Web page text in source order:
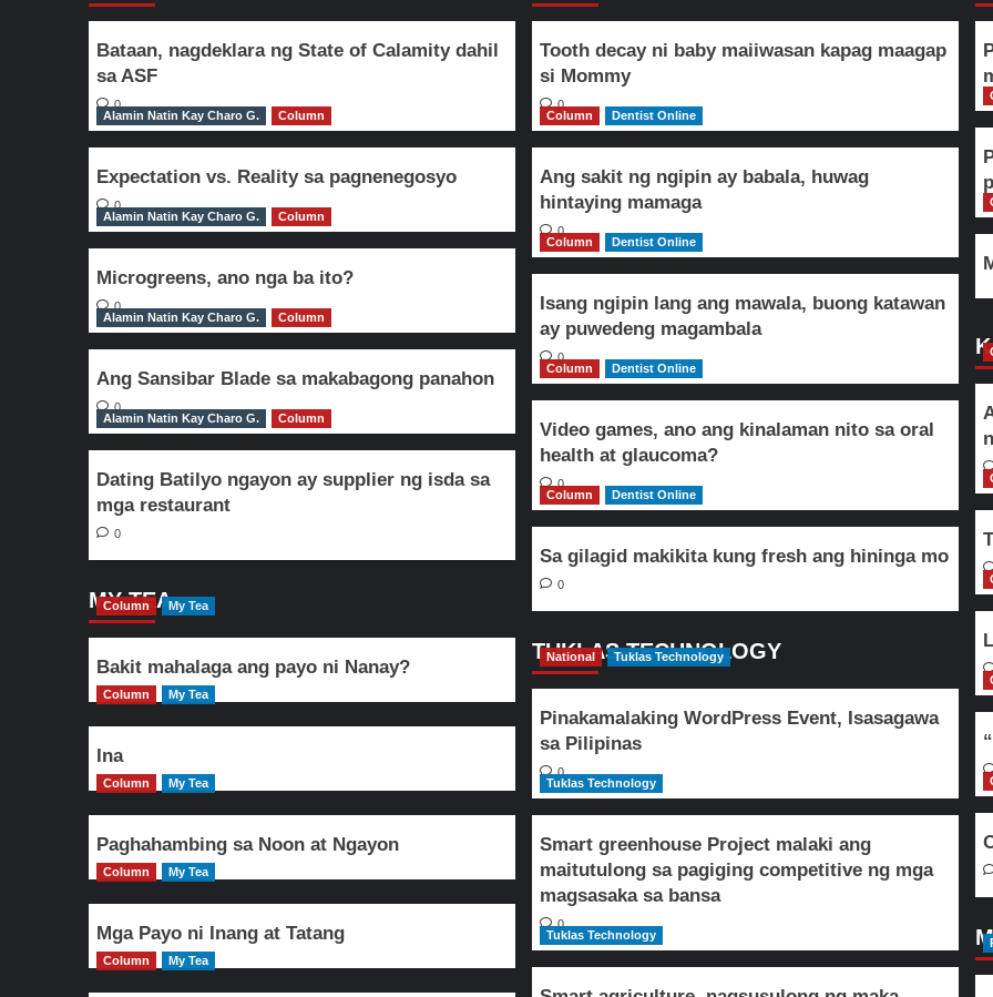
Bataan, nagdeklara ng State of Calamity dahil
sa ASF
0
Alamin Natin Kay Charo G.
Column
Expectation vs. Reality sa pagnenegosyo
0
Alamin Natin Kay Charo G.
Column
Microgreens, ano nga ba ito?
0
Alamin Natin Kay Charo G.
Column
Ang Sansibar Blade sa makabagong panahon
0
Alamin Natin Kay Charo G.
Column
Dating Batilyo ngayon ay supplier ng isda sa
mga restaurant
0
MY TEA
Column My Tea
Bakit mahalaga ang payo ni Nanay?
Column My Tea
Ina
Column My Tea
Paghahambing sa Noon at Ngayon
Column My Tea
Mga Payo ni Inang at Tatang
Column My Tea
Tooth decay ni baby maiiwasan kapag maagap
si Mommy
0
Column
Dentist Online
Ang sakit ng ngipin ay babala, huwag
hintaying mamaga
0
Column
Dentist Online
Isang ngipin lang ang mawala, buong katawan
ay puwedeng magambala
0
Column
Dentist Online
Video games, ano ang kinalaman nito sa oral
health at glaucoma?
0
Column
Dentist Online
Sa gilagid makikita kung fresh ang hininga mo
0
TUKLAS TECHNOLOGY
National Tuklas Technology
Pinakamalaking WordPress Event, Isasagawa
sa Pilipinas
0
Tuklas Technology
Smart greenhouse Project malaki ang
maitutulong sa pagiging competitive ng mga
magsasaka sa bansa
0
Tuklas Technology